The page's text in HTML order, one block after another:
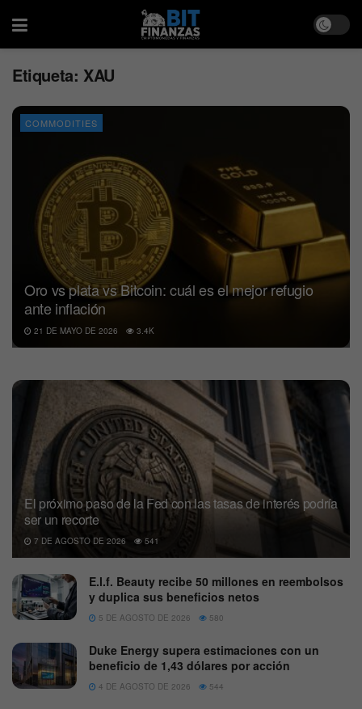
Etiqueta: XAU
COMMODITIES
Oro vs plata vs Bitcoin: cuál es el mejor refugio
ante inflación
21 DE MAYO DE 2026 3.4K
El próximo paso de la Fed con las tasas de interés podría
ser un recorte
7 DE AGOSTO DE 2026 541
E.l.f. Beauty recibe 50 millones en reembolsos
y duplica sus beneficios netos
5 DE AGOSTO DE 2026 580
Duke Energy supera estimaciones con un
beneficio de 1,43 dólares por acción
4 DE AGOSTO DE 2026 544